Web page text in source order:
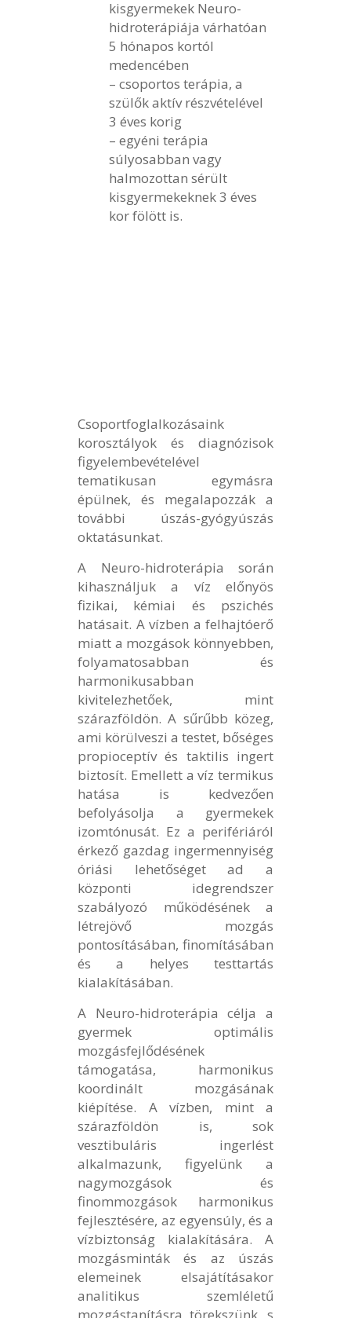
kisgyermekek Neuro-
hidroterápiája várhatóan
5 hónapos kortól
medencében
– csoportos terápia, a
szülők aktív részvételével
3 éves korig
– egyéni terápia
súlyosabban vagy
halmozottan sérült
kisgyermekeknek 3 éves
kor fölött is.
Csoportfoglalkozásaink
korosztályok és diagnózisok
figyelembevételével
tematikusan egymásra
épülnek, és megalapozzák a
további úszás-gyógyúszás
oktatásunkat.
A Neuro-hidroterápia során
kihasználjuk a víz előnyös
fizikai, kémiai és pszichés
hatásait. A vízben a felhajtóerő
miatt a mozgások könnyebben,
folyamatosabban és
harmonikusabban
kivitelezhetőek, mint
szárazföldön. A sűrűbb közeg,
ami körülveszi a testet, bőséges
propioceptív és taktilis ingert
biztosít. Emellett a víz termikus
hatása is kedvezően
befolyásolja a gyermekek
izomtónusát. Ez a perifériáról
érkező gazdag ingermennyiség
óriási lehetőséget ad a
központi idegrendszer
szabályozó működésének a
létrejövő mozgás
pontosításában, finomításában
és a helyes testtartás
kialakításában.
A Neuro-hidroterápia célja a
gyermek optimális
mozgásfejlődésének
támogatása, harmonikus
koordinált mozgásának
kiépítése. A vízben, mint a
szárazföldön is, sok
vesztibuláris ingerlést
alkalmazunk, figyelünk a
nagymozgások és
finommozgások harmonikus
fejlesztésére, az egyensúly, és a
vízbiztonság kialakítására. A
mozgásminták és az úszás
elemeinek elsajátításakor
analitikus szemléletű